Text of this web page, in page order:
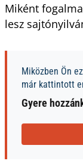
Miként
lesz
Miközben Ön
már kattintott
Gyere